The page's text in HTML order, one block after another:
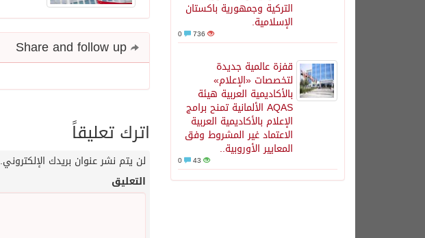
التركية وجمهورية باكستان
الإسلامية.
736
قفزة عالمية جديدة
لتخصصات «الإعلام»
بالأكاديمية العربية هيئة
AQAS الألمانية تمنح برامج
الإعلام بالأكاديمية العربية
الاعتماد غير المشروط وفق
المعايير الأوروبية..
43
اترك تعليقاً
لن يتم نشر عنوان بريدك الإلكتروني.
التعليق